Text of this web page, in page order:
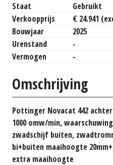
Staat
Gebruikt
Verkoopprijs
€ 24.941
Bouwjaar
2025
Urenstand
-
Vermogen
-
Omschrijving
Pottinger Novacat 442
1000 omw/min,
zwadschijf buiten,
bi+buiten maaihoogte
extra maaihoogte